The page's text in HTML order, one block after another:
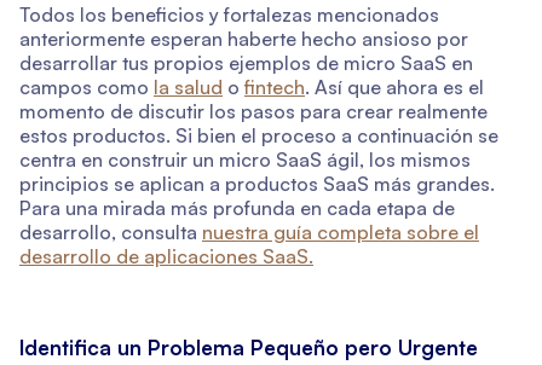
Todos los beneficios y fortalezas mencionados
anteriormente esperan haberte hecho ansioso por
desarrollar tus propios ejemplos de micro SaaS en
campos como la salud ofintech. Así que ahora es el
momento de discutir los pasos para crear realmente
estos productos. Si bien el proceso a continuación se
centra en construir un micro SaaS ágil, los mismos
principios se aplican a productos SaaS más grandes.
Para una mirada más profunda en cada etapa de
desarrollo, consulta nuestra guía completa sobre el
desarrollo de aplicaciones SaaS.
Identifica un Problema Pequeño pero Urgente